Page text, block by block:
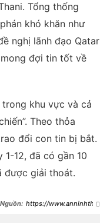
Tổng thống
khó khăn như
nghị lãnh đạo Qatar
đợi tin tốt về
trong khu vực và cả
Theo thỏa
đổi con tin bị bắt.
12, đã có gần 10
được giải thoát.
https://www.anninhthud